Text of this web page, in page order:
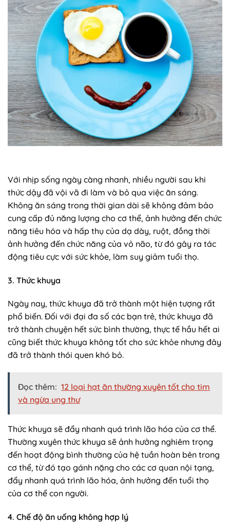
Với nhịp sống ngày càng nhanh, nhiều người sau khi
thức dậy đã vội vã đi làm và bỏ qua việc ăn sáng.
Không ăn sáng trong thời gian dài sẽ không đảm bảo
cung cấp đủ năng lượng cho cơ thể, ảnh hưởng đến chức
năng tiêu hóa và hấp thụ của dạ dày, ruột, đồng thời
ảnh hưởng đến chức năng của vỏ não, từ đó gây ra tác
động tiêu cực với sức khỏe, làm suy giảm tuổi thọ.
3. Thức khuya
Ngày nay, thức khuya đã trở thành một hiện tượng rất
phổ biến. Đối với đại đa số các bạn trẻ, thức khuya đã
trở thành chuyện hết sức bình thường, thực tế hầu hết ai
cũng biết thức khuya không tốt cho sức khỏe nhưng đây
đã trở thành thói quen khó bỏ.
Đọc thêm: 12 loại hạt ăn thường xuyên tốt cho tim
và ngừa ung thư
Thức khuya sẽ đẩy nhanh quá trình lão hóa của cơ thể.
Thường xuyên thức khuya sẽ ảnh hưởng nghiêm trọng
đến hoạt động bình thường của hệ tuần hoàn bên trong
cơ thể, từ đó tạo gánh nặng cho các cơ quan nội tạng,
đẩy nhanh quá trình lão hóa, ảnh hưởng đến tuổi thọ
của cơ thể con người.
4. Chế độ ăn uống không hợp lý